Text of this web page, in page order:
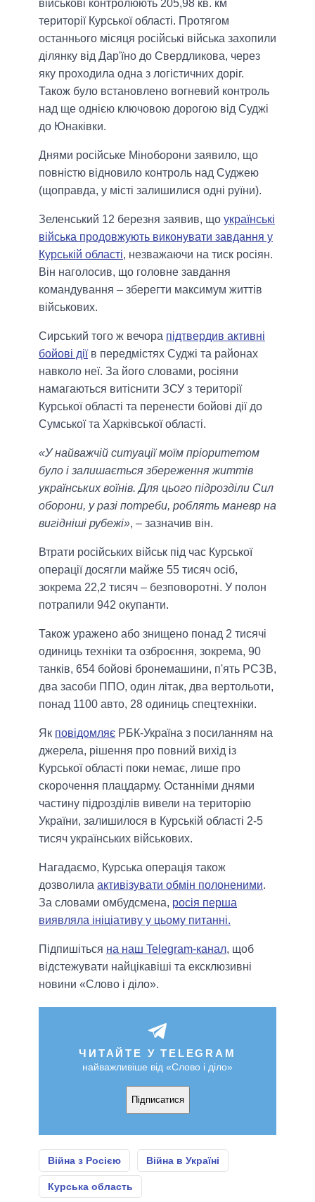
військові контролюють 205,98 кв. км
території Курської області. Протягом
останнього місяця російські війська захопили
ділянку від Дар'їно до Свердликова, через
яку проходила одна з логістичних доріг.
Також було встановлено вогневий контроль
над ще однією ключовою дорогою від Суджі
до Юнаківки.
Днями російське Міноборони заявило, що
повністю відновило контроль над Суджею
(щоправда, у місті залишилися одні руїни).
Зеленський 12 березня заявив, що українські
війська продовжують виконувати завдання у
Курській області, незважаючи на тиск росіян.
Він наголосив, що головне завдання
командування – зберегти максимум життів
військових.
Сирський того ж вечора підтвердив активні
бойові діїв передмістях Суджі та районах
навколо неї. За його словами, росіяни
намагаються витіснити ЗСУ з території
Курської області та перенести бойові дії до
Сумської та Харківської області.
«У найважчій ситуації моїм пріоритетом
було і залишається збереження життів
українських воїнів. Для цього підрозділи Сил
оборони, у разі потреби, роблять маневр на
вигідніші рубежі», – зазначив він.
Втрати російських військ під час Курської
операції досягли майже 55 тисяч осіб,
зокрема 22,2 тисяч – безповоротні. У полон
потрапили 942 окупанти.
Також уражено або знищено понад 2 тисячі
одиниць техніки та озброєння, зокрема, 90
танків, 654 бойові бронемашини, п'ять РСЗВ,
два засоби ППО, один літак, два вертольоти,
понад 1100 авто, 28 одиниць спецтехніки.
Як повідомляє РБК-Україна з посиланням на
джерела, рішення про повний вихід із
Курської області поки немає, лише про
скорочення плацдарму. Останніми днями
частину підрозділів вивели на територію
України, залишилося в Курській області 2-5
тисяч українських військових.
Нагадаємо, Курська операція також
дозволила активізувати обмін полоненими.
За словами омбудсмена, росія перша
виявляла ініціативу у цьому питанні.
Підпишіться на наш Telegram-канал, щоб
відстежувати найцікавіші та ексклюзивні
новини «Слово і діло».
ЧИТАЙТЕ У TELEGRAM
найважливіше від «Слово і діло»
Підписатися
Війна з Росією Війна в Україні
Курська область